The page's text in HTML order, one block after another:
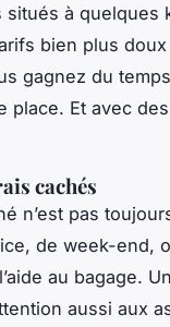
situés à quelques
bien plus
gagnez du
place. Et avec
cachés
n’est pas
de week-end,
au bagage.
aussi aux